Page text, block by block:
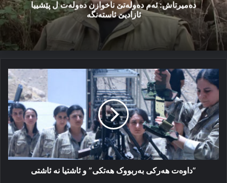
دەمیرتاش: ئەم دەولەتێ ناخوازن دەولەت ل پێشییا
ئازادیێ ئاستەنگە
”داوه‌ت
هه‌رکی
به‌ربووک
هه‌تکی”
و
ئاشتیا
نه‌
ئاشتی
”داوه‌ت هه‌رکی به‌ربووک هه‌تکی” و ئاشتیا نه‌ ئاشتی